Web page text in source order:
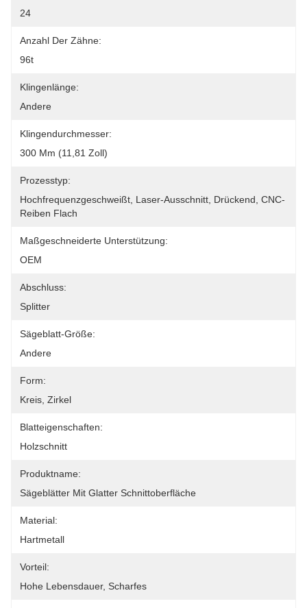
24
Anzahl Der Zähne:
96t
Klingenlänge:
Andere
Klingendurchmesser:
300 Mm (11,81 Zoll)
Prozesstyp:
Hochfrequenzgeschweißt, Laser-Ausschnitt, Drückend, CNC-
Reiben Flach
Maßgeschneiderte Unterstützung:
OEM
Abschluss:
Splitter
Sägeblatt-Größe:
Andere
Form:
Kreis, Zirkel
Blatteigenschaften:
Holzschnitt
Produktname:
Sägeblätter Mit Glatter Schnittoberfläche
Material:
Hartmetall
Vorteil:
Hohe Lebensdauer, Scharfes